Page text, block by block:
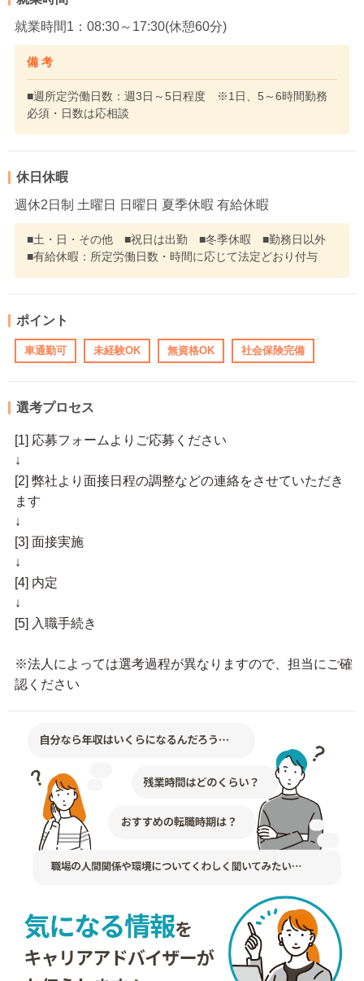
就業時間1：08:30～17:30(休憩60分)
備 考
■週所定労働日数：週3日～5日程度 ※1日、5～6時間勤務
必須・日数は応相談
休日休暇
週休2日制 土曜日 日曜日 夏季休暇 有給休暇
■土・日・その他 ■祝日は出勤 ■冬季休暇 ■勤務日以外
■有給休暇：所定労働日数・時間に応じて法定どおり付与
ポイント
車通勤可 未経験OK 無資格OK 社会保険完備
選考プロセス
[1] 応募フォームよりご応募ください
↓
[2] 弊社より面接日程の調整などの連絡をさせていただき
ます
↓
[3] 面接実施
↓
[4] 内定
↓
[5] 入職手続き
※法人によっては選考過程が異なりますので、担当にご確
認ください